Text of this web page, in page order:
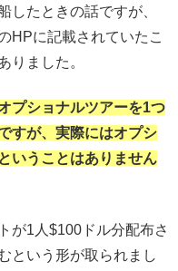
したときの話ですが、
HPに記載されていたこ
りました。
プショナルツアーを1つ
すが、実際にはオプシ
いうことはありません
が1人$100ドル分配布さ
という形が取られまし